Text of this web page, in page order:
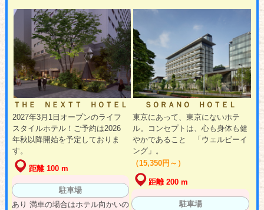
ＴＨＥ ＮＥＸＴＴ ＨＯＴＥＬ
2027年3月1日オープンのライフ
スタイルホテル！ご予約は2026
年秋以降開始を予定しておりま
す。
距離 100 m
駐車場
あり 満車の場合はホテル向かいの
ＳＯＲＡＮＯ ＨＯＴＥＬ
東京にあって、東京にないホテ
ル。コンセプトは、心も身体も健
やかであること 「ウェルビーイ
ング」。
（15,350円～）
距離 200 m
駐車場